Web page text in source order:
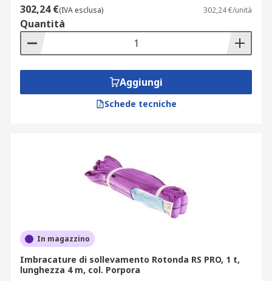
302,24 €(IVA esclusa) 302,24 €/unità
Quantità
Aggiungi
Schede tecniche
In magazzino
Imbracature di sollevamento Rotonda RS PRO, 1 t,
lunghezza 4 m, col. Porpora